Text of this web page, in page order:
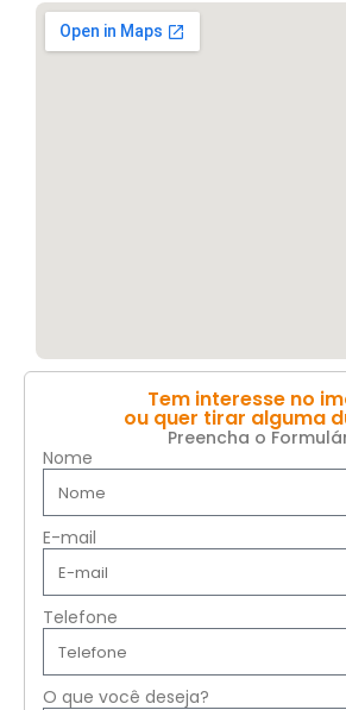
Tem interesse no
ou quer tirar alguma
Preencha o
Nome
E-mail
Telefone
O que você deseja?